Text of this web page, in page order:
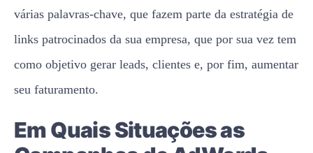
seu faturamento.
Em Quais Situações as
Campanhas de AdWords
Podem Ser Utilizadas?
Basicamente, não há limites para essas campanhas: sua